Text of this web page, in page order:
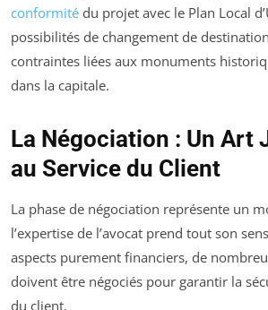
conformité du projet avec le Plan Local
possibilités de changement de
contraintes liées aux monuments
dans la capitale.
La Négociation : Un Art
au Service du Client
La phase de négociation représente un
l’expertise de l’avocat prend tout son
aspects purement financiers, de
doivent être négociés pour garantir la
du client.